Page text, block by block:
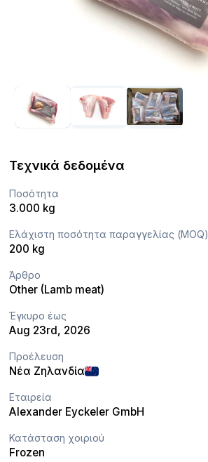
Τεχνικά δεδομένα
Ποσότητα
3.000 kg
Ελάχιστη ποσότητα παραγγελίας (MOQ)
200 kg
Άρθρο
Other (Lamb meat)
Έγκυρο έως
Aug 23rd, 2026
Προέλευση
Νέα Ζηλανδία
Εταιρεία
Alexander Eyckeler GmbH
Κατάσταση χοιριού
Frozen